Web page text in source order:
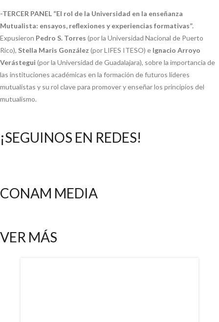
-TERCER PANEL “El rol de la Universidad en la enseñanza
Mutualista: ensayos, reflexiones y experiencias formativas”.
Expusieron Pedro S. Torres (por la Universidad Nacional de Puerto
Rico), Stella Maris González (por LIFES ITESO) e Ignacio Arroyo
Verástegui (por la Universidad de Guadalajara), sobre la importancia de
las instituciones académicas en la formación de futuros líderes
mutualistas y su rol clave para promover y enseñar los principios del
mutualismo.
¡SEGUINOS EN REDES!
CONAM MEDIA
VER MÁS